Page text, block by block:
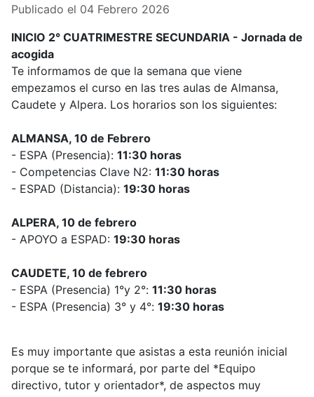
Publicado el 04 Febrero 2026
INICIO 2° CUATRIMESTRE SECUNDARIA - Jornada de
acogida
Te informamos de que la semana que viene
empezamos el curso en las tres aulas de Almansa,
Caudete y Alpera. Los horarios son los siguientes:
ALMANSA, 10 de Febrero
- ESPA (Presencia): 11:30 horas
- Competencias Clave N2: 11:30 horas
- ESPAD (Distancia): 19:30 horas
ALPERA, 10 de febrero
- APOYO a ESPAD: 19:30 horas
CAUDETE, 10 de febrero
- ESPA (Presencia) 1°y 2°: 11:30 horas
- ESPA (Presencia) 3° y 4°: 19:30 horas
Es muy importante que asistas a esta reunión inicial
porque se te informará, por parte del *Equipo
directivo, tutor y orientador*, de aspectos muy